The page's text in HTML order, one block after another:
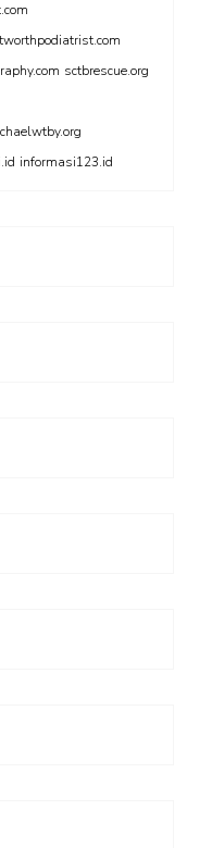
sctbrescue.org
informasi123.id